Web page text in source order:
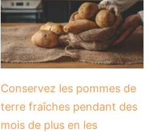
Conservez les pommes de
terre fraîches pendant des
mois de plus en les